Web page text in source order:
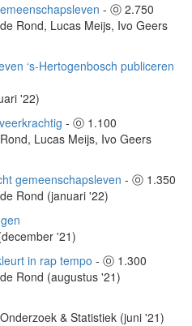
- ⓞ 2.750
Rond, Lucas Meijs, Ivo Geers
‘s-Hertogenbosch publiceren
'22)
- ⓞ 1.100
Lucas Meijs, Ivo Geers
gemeenschapsleven - ⓞ 1.350
Rond (januari '22)
'21)
in rap tempo - ⓞ 1.300
Rond (augustus '21)
& Statistiek (juni '21)